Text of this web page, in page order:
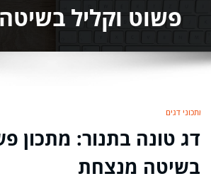
פשוט וקליל
מתכוני דגים
דג טונה בתנור: מתכון
בשיטה מנצחת